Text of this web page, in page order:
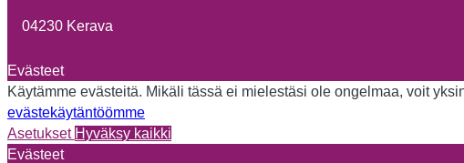
04230 Kerava
Evästeet
Käytämme evästeitä. Mikäli tässä ei mielestäsi ole ongelmaa, voit
evästekäytäntöömme
Asetukset Hyväksy kaikki
Evästeet